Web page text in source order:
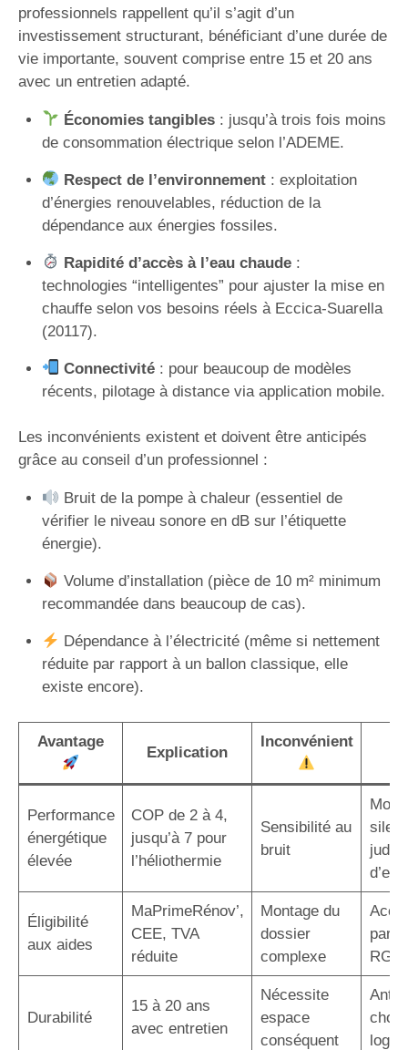
professionnels rappellent qu’il s’agit d’un
investissement structurant, bénéficiant d’une durée de
vie importante, souvent comprise entre 15 et 20 ans
avec un entretien adapté.
Économies tangibles: jusqu’à trois fois moins
de consommation électrique selon l’ADEME.
Respect de l’environnement: exploitation
d’énergies renouvelables, réduction de la
dépendance aux énergies fossiles.
Rapidité d’accès à l’eau chaude:
technologies “intelligentes” pour ajuster la mise en
chauffe selon vos besoins réels à Eccica-Suarella
(20117).
Connectivité: pour beaucoup de modèles
récents, pilotage à distance via application mobile.
Les inconvénients existent et doivent être anticipés
grâce au conseil d’un professionnel :
Bruit de la pompe à chaleur (essentiel de
vérifier le niveau sonore en dB sur l’étiquette
énergie).
Volume d’installation (pièce de 10 m² minimum
recommandée dans beaucoup de cas).
Dépendance à l’électricité (même si nettement
réduite par rapport à un ballon classique, elle
existe encore).
Avantage
Explication
Inconvénient
Performance
énergétique
élevée
COP de 2 à 4,
jusqu’à 7 pour
l’héliothermie
Sensibilité au
bruit
Éligibilité
aux aides
MaPrimeRénov’,
CEE, TVA
réduite
Montage du
dossier
complexe
par
RGE
Durabilité
15 à 20 ans
avec entretien
Nécessite
espace
conséquent